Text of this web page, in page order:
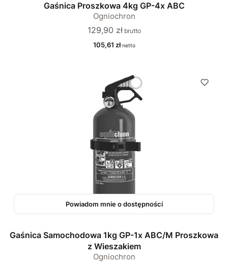
Gaśnica Proszkowa 4kg GP-4x ABC
Ogniochron
Cena
129,90 zł
Cena
105,61 zł
Powiadom mnie o dostępności
Gaśnica Samochodowa 1kg GP-1x ABC/M Proszkowa
z Wieszakiem
Ogniochron